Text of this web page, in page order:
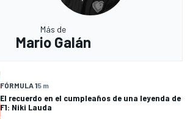
Más de
Mario Galán
FÓRMULA 15 m
El recuerdo en el cumpleaños de una leyenda de
F1: Niki Lauda